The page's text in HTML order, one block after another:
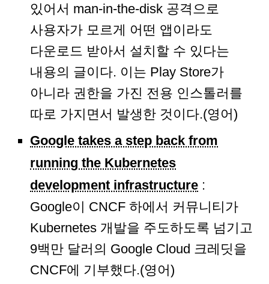
있어서 man-in-the-disk 공격으로
사용자가 모르게 어떤 앱이라도
다운로드 받아서 설치할 수 있다는
내용의 글이다. 이는 Play Store가
아니라 권한을 가진 전용 인스톨러를
따로 가지면서 발생한 것이다.(영어)
Google takes a step back from
running the Kubernetes
development infrastructure :
Google이 CNCF 하에서 커뮤니티가
Kubernetes 개발을 주도하도록 넘기고
9백만 달러의 Google Cloud 크레딧을
CNCF에 기부했다.(영어)